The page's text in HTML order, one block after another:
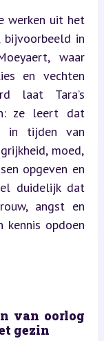
werken uit het
bijvoorbeeld in
waar
en vechten
laat Tara’s
ze leert dat
in tijden van
moed,
opgeven en
duidelijk dat
angst en
kennis opdoen
van oorlog
gezin